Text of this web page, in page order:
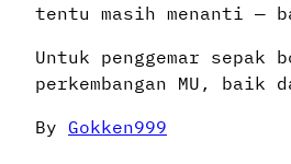
tentu masih menanti —
Untuk penggemar sepak
perkembangan MU,
By Gokken999